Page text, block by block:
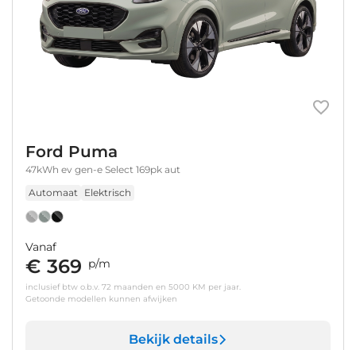
Ford Puma
47kWh ev gen-e Select 169pk aut
Automaat
Elektrisch
Vanaf
€ 369 p/m
inclusief btw o.b.v. 72 maanden en 5000 KM per jaar.
Getoonde modellen kunnen afwijken
Bekijk details